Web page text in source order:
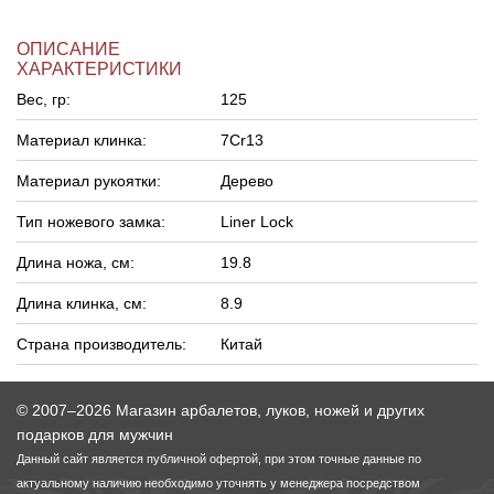
ОПИСАНИЕ
ХАРАКТЕРИСТИКИ
Вес, гр: 125
Материал клинка: 7Cr13
Материал рукоятки: Дерево
Тип ножевого замка: Liner Lock
Длина ножа, см: 19.8
Длина клинка, см: 8.9
Страна производитель: Китай
© 2007–2026 Магазин арбалетов, луков, ножей и других
подарков для мужчин
Данный сайт является публичной офертой, при этом точные данные по
актуальному наличию необходимо уточнять у менеджера посредством